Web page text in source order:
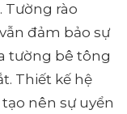
Tường rào
đảm bảo sự
tường bê tông
Thiết kế hệ
nên sự uyển